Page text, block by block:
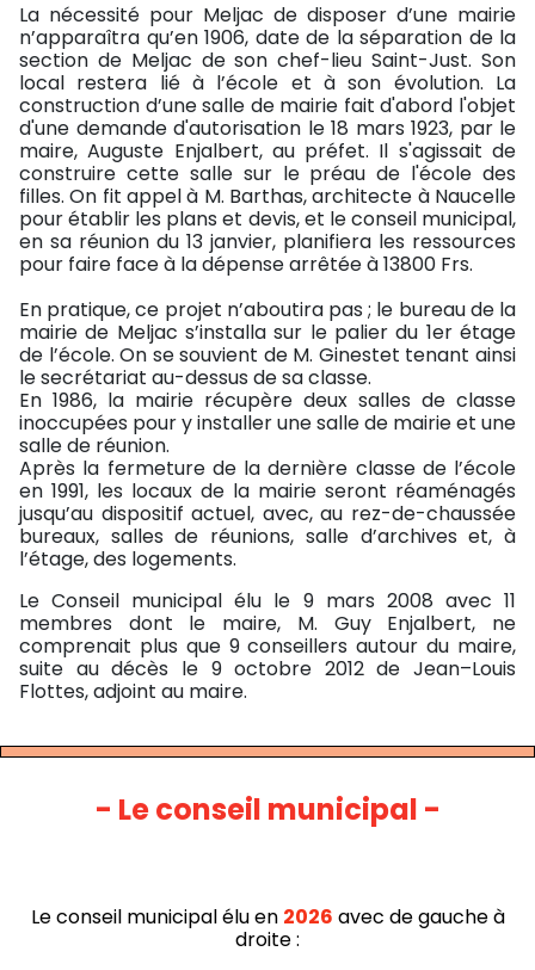
La nécessité pour Meljac de disposer d’une mairie
n’apparaîtra qu’en 1906, date de la séparation de la
section de Meljac de son chef-lieu Saint-Just. Son
local restera lié à l’école et à son évolution. La
construction d’une salle de mairie fait d'abord l'objet
d'une demande d'autorisation le 18 mars 1923, par le
maire, Auguste Enjalbert, au préfet. Il s'agissait de
construire cette salle sur le préau de l'école des
filles. On fit appel à M. Barthas, architecte à Naucelle
pour établir les plans et devis, et le conseil municipal,
en sa réunion du 13 janvier, planifiera les ressources
pour faire face à la dépense arrêtée à 13800 Frs.
En pratique, ce projet n’aboutira pas ; le bureau de la
mairie de Meljac s’installa sur le palier du 1er étage
de l’école. On se souvient de M. Ginestet tenant ainsi
le secrétariat au-dessus de sa classe.
En 1986, la mairie récupère deux salles de classe
inoccupées pour y installer une salle de mairie et une
salle de réunion.
Après la fermeture de la dernière classe de l’école
en 1991, les locaux de la mairie seront réaménagés
jusqu’au dispositif actuel, avec, au rez-de-chaussée
bureaux, salles de réunions, salle d’archives et, à
l’étage, des logements.
Le Conseil municipal élu le 9 mars 2008 avec 11
membres dont le maire, M. Guy Enjalbert, ne
comprenait plus que 9 conseillers autour du maire,
suite au décès le 9 octobre 2012 de Jean–Louis
Flottes, adjoint au maire.
- Le conseil municipal -
Le conseil municipal élu en 2026 avec de gauche à
droite :